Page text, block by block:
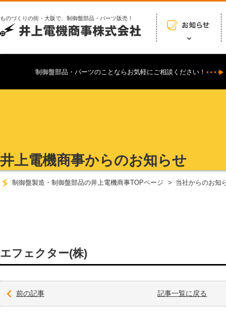
ものづくりの街・大阪で、制御盤部品・パーツ販売！
制御盤部品・パーツのことならお気軽にご相談ください！
井上電機商事からのお知らせ
制御盤製造・制御盤部品の井上電機商事TOPページ 当社からのお知
エフェクター(株)
前の記事 記事一覧に戻る